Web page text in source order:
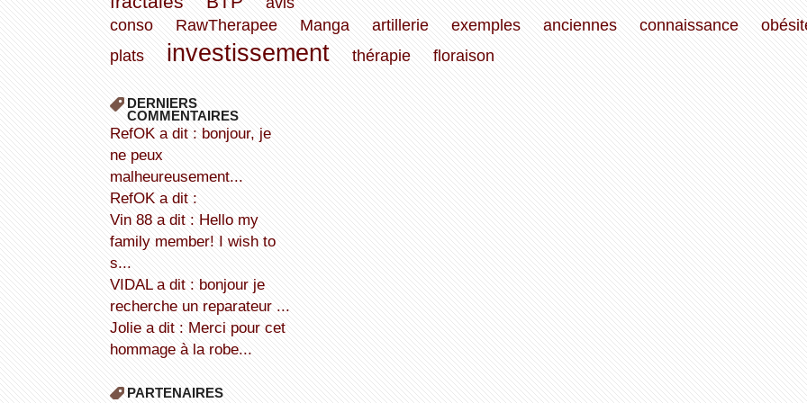
conso
RawTherapee Manga artillerie exemples anciennes connaissance
plats
investissement thérapie floraison
DERNIERS
COMMENTAIRES
refOK a dit : bonjour, je
ne peux
malheureusement...
refOK a dit :
Vin 88 a dit : Hello my
family member! I wish to
s...
VIDAL a dit : bonjour je
recherche un reparateur ...
Jolie a dit : Merci pour cet
hommage à la robe...
PARTENAIRES